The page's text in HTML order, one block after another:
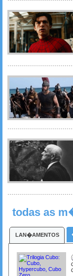
todas as
LAN�AMENTOS